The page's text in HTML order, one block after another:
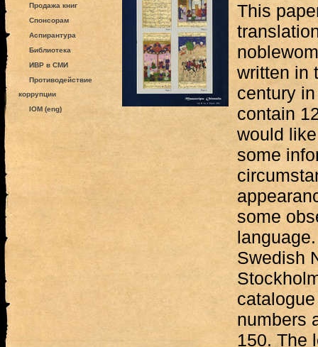
Продажа книг
Спонсорам
Аспирантура
Библиотека
ИВР в СМИ
Противодействие
коррупции
IOM (eng)
This
written in
century
contain
would
some
some
Swedish
numbers
150. The